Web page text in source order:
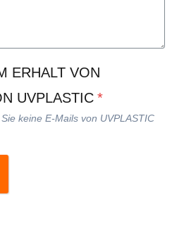
ERHALT VON
UVPLASTIC *
keine E-Mails von UVPLASTIC